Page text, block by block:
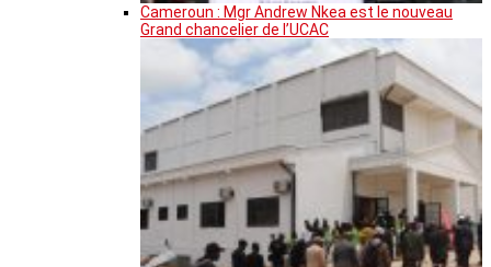
Cameroun : Mgr Andrew Nkea est le nouveau
Grand chancelier de l’UCAC